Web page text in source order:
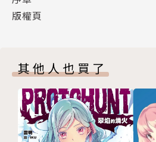
書館以後，情況徹底改變……
香月美夜
版權頁
其他人也買了